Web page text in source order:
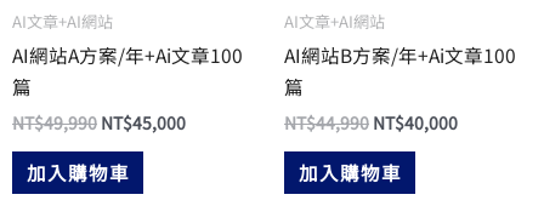
AI文章+AI網站
AI網站A方案/年+Ai文章100
篇
NT$49,990 NT$45,000
加入購物車
AI文章+AI網站
AI網站B方案/年+Ai文章100
篇
NT$44,990 NT$40,000
加入購物車